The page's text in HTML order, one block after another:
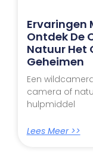
Ervaringen
Ontdek De
Natuur Het
Geheimen
Een
camera of
hulpmiddel
Lees Meer >>